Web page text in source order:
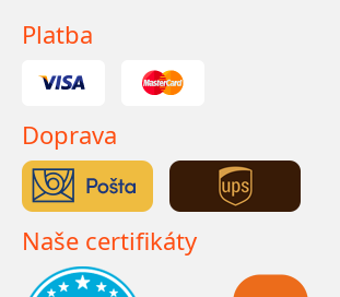
Platba
Doprava
Naše certifikáty